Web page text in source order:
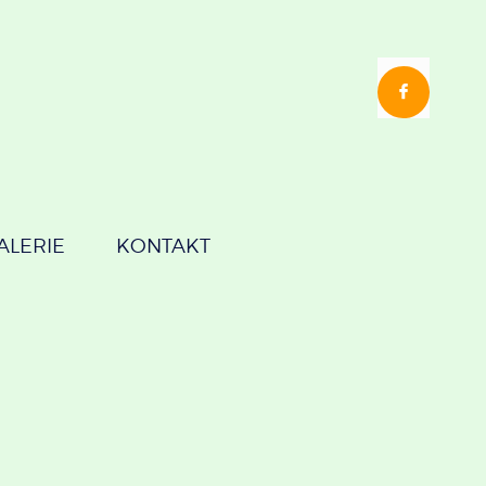
KONTAKT